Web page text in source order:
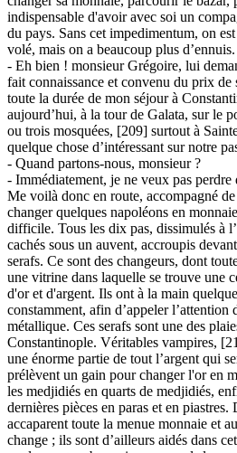
indispensable d'avoir avec soi un
du pays. Sans cet impedimentum, on
volé, mais on a beaucoup plus d’ennuis.
- Eh bien ! monsieur Grégoire, lui
fait connaissance et convenu du prix de
toute la durée de mon séjour à
aujourd’hui, à la tour de Galata, sur le
ou trois mosquées, [209] surtout à
quelque chose d’intéressant sur notre
- Quand partons-nous, monsieur ?
- Immédiatement, je ne veux pas perdre
Me voilà donc en route, accompagné
changer quelques napoléons en
difficile. Tous les dix pas, dissimulés à
cachés sous un auvent, accroupis
serafs. Ce sont des changeurs, dont
une vitrine dans laquelle se trouve une
d'or et d'argent. Ils ont à la main
constamment, afin d’appeler l’attention
métallique. Ces serafs sont une des
Constantinople. Véritables vampires,
une énorme partie de tout l’argent qui
prélèvent un gain pour changer l'or en
les medjidiés en quarts de medjidiés,
dernières pièces en paras et en piastres.
accaparent toute la menue monnaie et
change ; ils sont d’ailleurs aidés dans